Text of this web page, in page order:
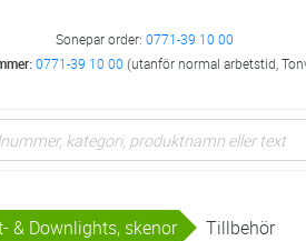
Sonepar order: 0771-39 10 00
0771-39 10 00 (utanför normal arbetstid,
& Downlights, skenor Tillbehör